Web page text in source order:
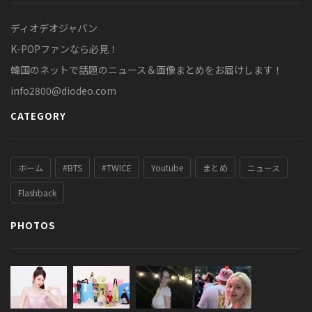
ディオデオジャパン
K-POPファンなら必見！
韓国のネットで話題のニュース＆画像まとめをお届けします！
info2800@diodeo.com
CATEGORY
ホーム #BTS #TWICE Youtube まとめ ニュース
Flashback
PHOTOS